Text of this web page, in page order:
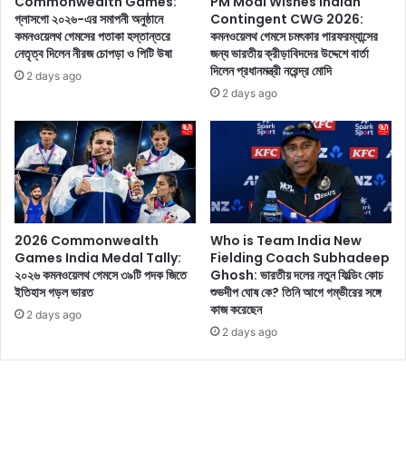
রা
৫
টি
বি
র্ড
h
i
n
g
n
e
2
a
S
p
e
c
a
E
গ্লাসগো ২০২৬-এর সমাপনী অনুষ্ঠানে
কমনওয়েলথ গেমসের পতাকা হস্তান্তরে
নেতৃত্ব দিলেন নীরজ চোপড়া ও পিটি উষা
2 days ago
Contingent CWG 2026:
কমনওয়েলথ গেমসে চমৎকার পারফরম্যান্সের
জন্য ভারতীয় ক্রীড়াবিদদের উদ্দেশে বার্তা
দিলেন প্রধানমন্ত্রী নরেন্দ্র মোদি
2 days ago
2026 Commonwealth
Games India Medal Tally:
২০২৬ কমনওয়েলথ গেমসে ৩৯টি পদক জিতে
ইতিহাস গড়ল ভারত
2 days ago
Who is Team India New
Fielding Coach Subhadeep
Ghosh: ভারতীয় দলের নতুন ফিল্ডিং কোচ
শুভদীপ ঘোষ কে? তিনি আগে গম্ভীরের সঙ্গে
কাজ করেছেন
2 days ago